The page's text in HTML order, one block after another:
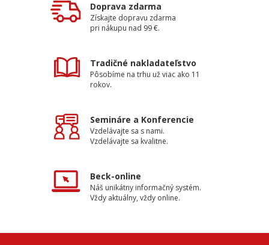
Doprava zdarma
Získajte dopravu zdarma
pri nákupu nad 99 €.
Tradičné nakladateľstvo
Pôsobíme na trhu už viac ako 11
rokov.
Semináre a Konferencie
Vzdelávajte sa s nami.
Vzdelávajte sa kvalitne.
Beck-online
Náš unikátny informačný systém.
Vždy aktuálny, vždy online.